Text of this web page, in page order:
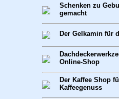
Schenken zu
gemacht
Der Gelkamin für
Online-Shop
Der Kaffee Shop
Kaffeegenuss